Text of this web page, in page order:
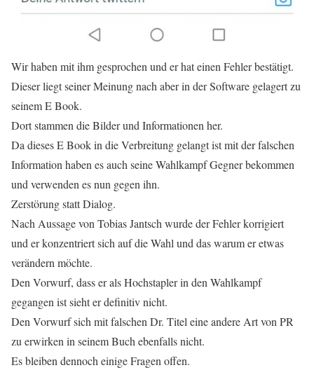
Wir haben mit ihm gesprochen und er hat einen Fehler bestätigt.
Dieser liegt seiner Meinung nach aber in der Software gelagert zu
seinem E Book.
Dort stammen die Bilder und Informationen her.
Da dieses E Book in die Verbreitung gelangt ist mit der falschen
Information haben es auch seine Wahlkampf Gegner bekommen
und verwenden es nun gegen ihn.
Zerstörung statt Dialog.
Nach Aussage von Tobias Jantsch wurde der Fehler korrigiert
und er konzentriert sich auf die Wahl und das warum er etwas
verändern möchte.
Den Vorwurf, dass er als Hochstapler in den Wahlkampf
gegangen ist sieht er definitiv nicht.
Den Vorwurf sich mit falschen Dr. Titel eine andere Art von PR
zu erwirken in seinem Buch ebenfalls nicht.
Es bleiben dennoch einige Fragen offen.